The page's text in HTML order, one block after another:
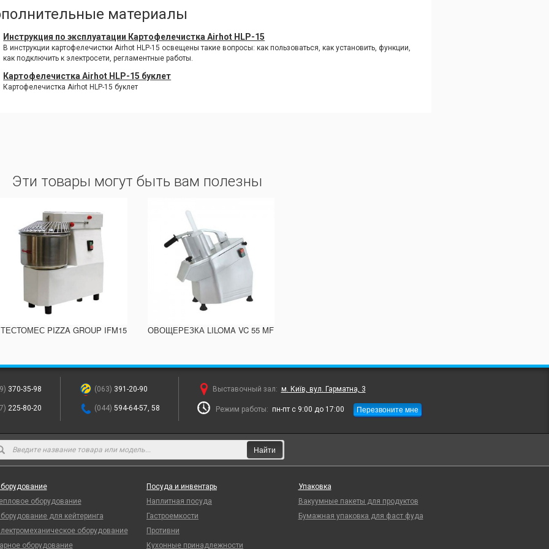
материалы
Инструкция по эксплуатации Картофелечистка Airhot HLP-15
В инструкции картофелечистки Airhot HLP-15 освещены такие вопросы: как пользоваться, как установить, функции,
как подключить к электросети, регламентные работы.
Картофелечистка Airhot HLP-15 буклет
Картофелечистка Airhot HLP-15 буклет
Эти товары могут быть вам полезны
ТЕСТОМЕС PIZZA GROUP IFM15 ОВОЩЕРЕЗКА LILOMA VC 55 MF
(063) 391-20-90
(044) 594-64-57, 58
370-35-98
225-80-20
Выставочный зал: м. Київ, вул. Гарматна, 3
Режим работы: пн-пт с 9:00 до 17:00 Перезвоните мне
Найти
оборудование
для кейтеринга
оборудование
оборудование
Посуда и инвентарь
Наплитная посуда
Гастроемкости
Противни
Кухонные принадлежности
Упаковка
Вакуумные пакеты для продуктов
Бумажная упаковка для фаст фуда